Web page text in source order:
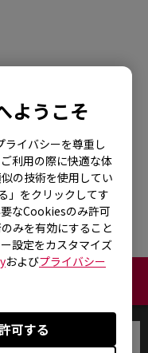
ようこそ
ライバシーを尊重し
利用の際に快適な体
の技術を使用してい
」をクリックしてす
なCookiesのみ許可
みを有効にすること
設定をカスタマイズ
およびプライバシー
可する
【生産